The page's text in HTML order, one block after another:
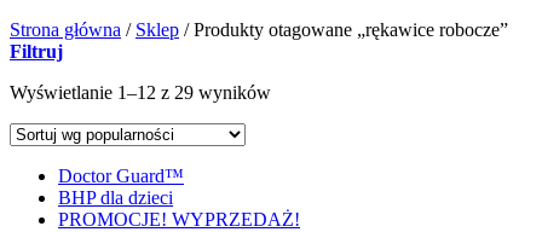
Strona główna / Sklep /Produkty otagowane „rękawice robocze”
Filtruj
Wyświetlanie 1–12 z 29 wyników
Doctor Guard™
BHP dla dzieci
PROMOCJE! WYPRZEDAŻ!